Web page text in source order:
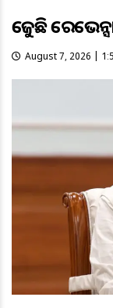
ତେଜୁଛି
August 7, 2026 |